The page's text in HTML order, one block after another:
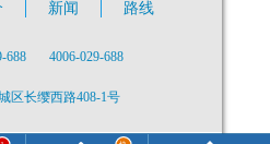
新闻 路线
688 4006-029-688
区长缨西路408-1号